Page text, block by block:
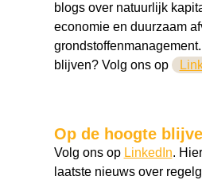
blogs over natuurlijk
economie en duurzaam
blijven? Volg ons op
Op de hoogte
Volg ons op LinkedIn.
laatste nieuws over